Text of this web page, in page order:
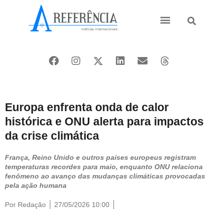
Europa enfrenta onda de calor
histórica e ONU alerta para impactos
da crise climática
França, Reino Unido e outros países europeus registram
temperaturas recordes para maio, enquanto ONU relaciona
fenômeno ao avanço das mudanças climáticas provocadas
pela ação humana
Por Redação
27/05/2026 10:00